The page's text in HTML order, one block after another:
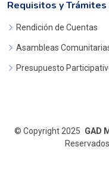
Requisitos y Trámites
Rendición de Cuentas
Asambleas
Presupuesto
© Copyright 2025 GAD